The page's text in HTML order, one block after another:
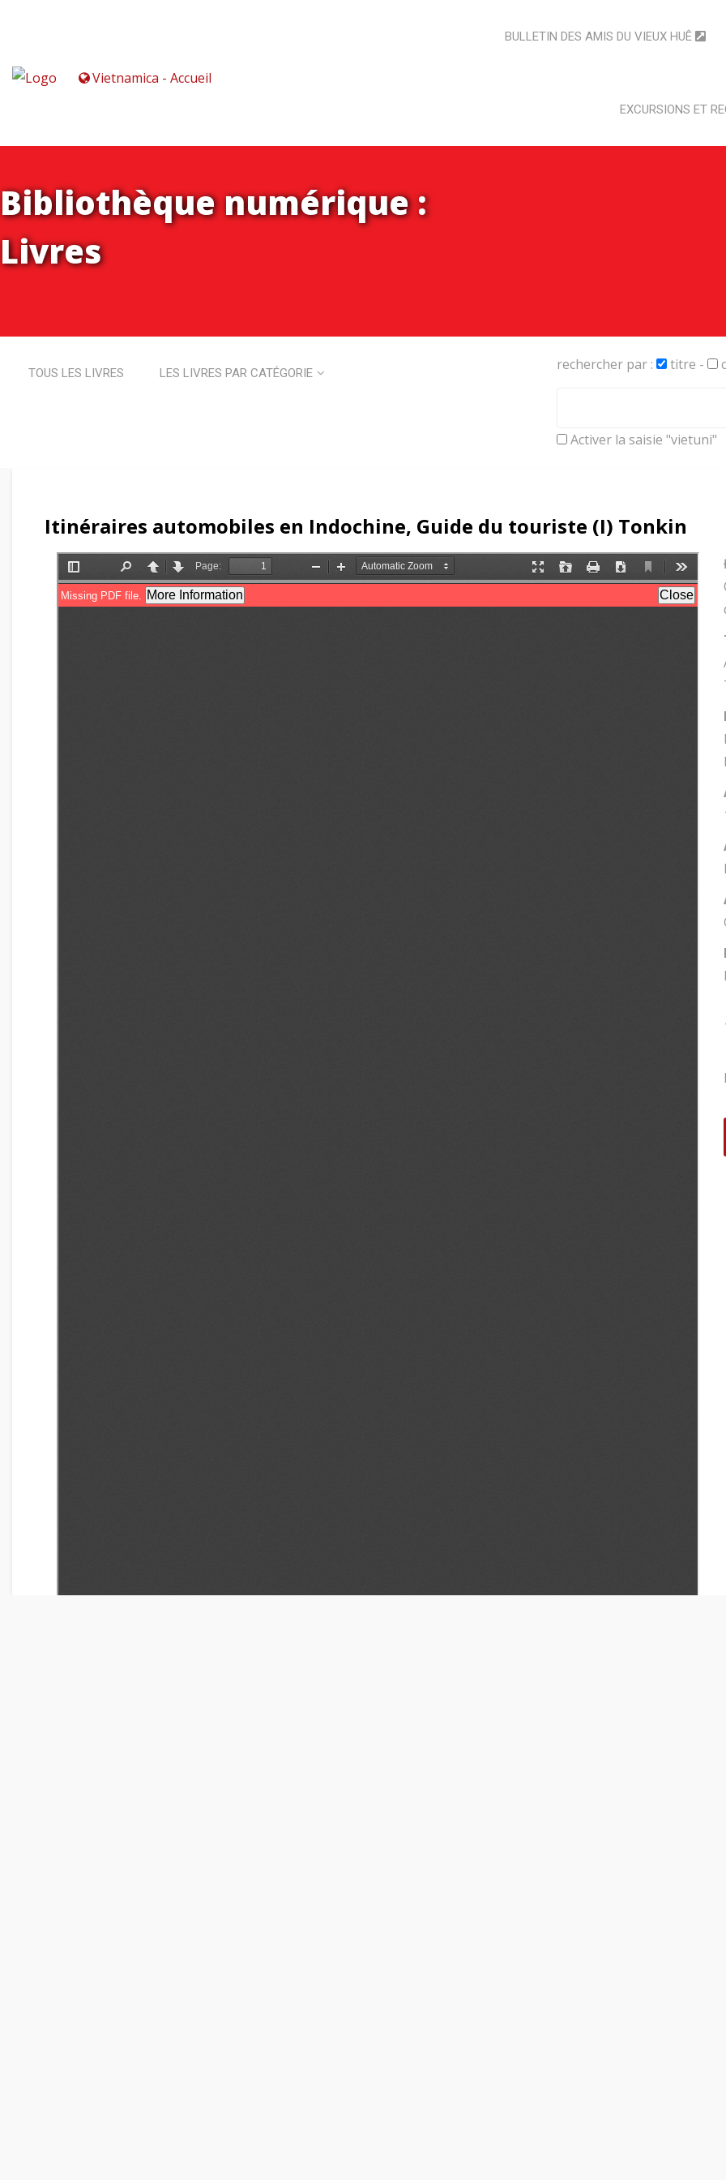
Vietnamica - Accueil
BULLETIN DES AMIS DU VIEUX HUÊ
EXCURSIONS ET
Bibliothèque numérique :
Livres
TOUS LES LIVRES LES LIVRES PAR CATÉGORIE rechercher par : titre -
Activer la saisie "vietuni"
Itinéraires automobiles en Indochine, Guide du touriste (I) Tonkin